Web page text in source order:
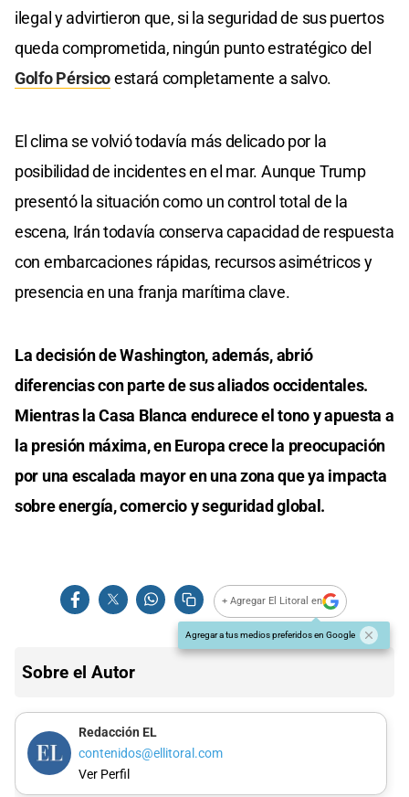
ilegal y advirtieron que, si la seguridad de sus puertos
queda comprometida, ningún punto estratégico del
Golfo Pérsicoestará completamente a salvo.
El clima se volvió todavía más delicado por la
posibilidad de incidentes en el mar. Aunque Trump
presentó la situación como un control total de la
escena, Irán todavía conserva capacidad de respuesta
con embarcaciones rápidas, recursos asimétricos y
presencia en una franja marítima clave.
La decisión de Washington, además, abrió
diferencias con parte de sus aliados occidentales.
Mientras la Casa Blanca endurece el tono y apuesta a
la presión máxima, en Europa crece la preocupación
por una escalada mayor en una zona que ya impacta
sobre energía, comercio y seguridad global.
+ Agregar El Litoral en
Agregar a tus medios preferidos en Google
Sobre el Autor
Redacción EL
contenidos@ellitoral.com
Ver Perfil